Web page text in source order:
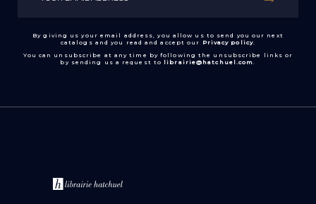
By giving us your email address, you allow us to send you our next
catalogs and you read and accept our Privacy policy.
You can unsubscribe at any time by following the unsubscribe links or
by sending us a request to librairie@hatchuel.com.